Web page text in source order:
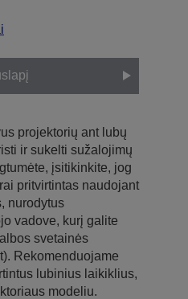
projektorių ant lubų
ir sukelti sužalojimų
įsitikinkite, jog
pritvirtintas naudojant
nurodytus
vadove, kurį galite
svetainės
Rekomenduojame
lubinius laikiklius,
modeliu.